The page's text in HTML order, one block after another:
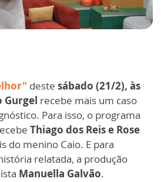
deste sábado (21/2), às
Gurgel recebe mais um caso
Para isso, o programa
Thiago dos Reis e Rose
do menino Caio. E para
relatada, a produção
Manuella Galvão.